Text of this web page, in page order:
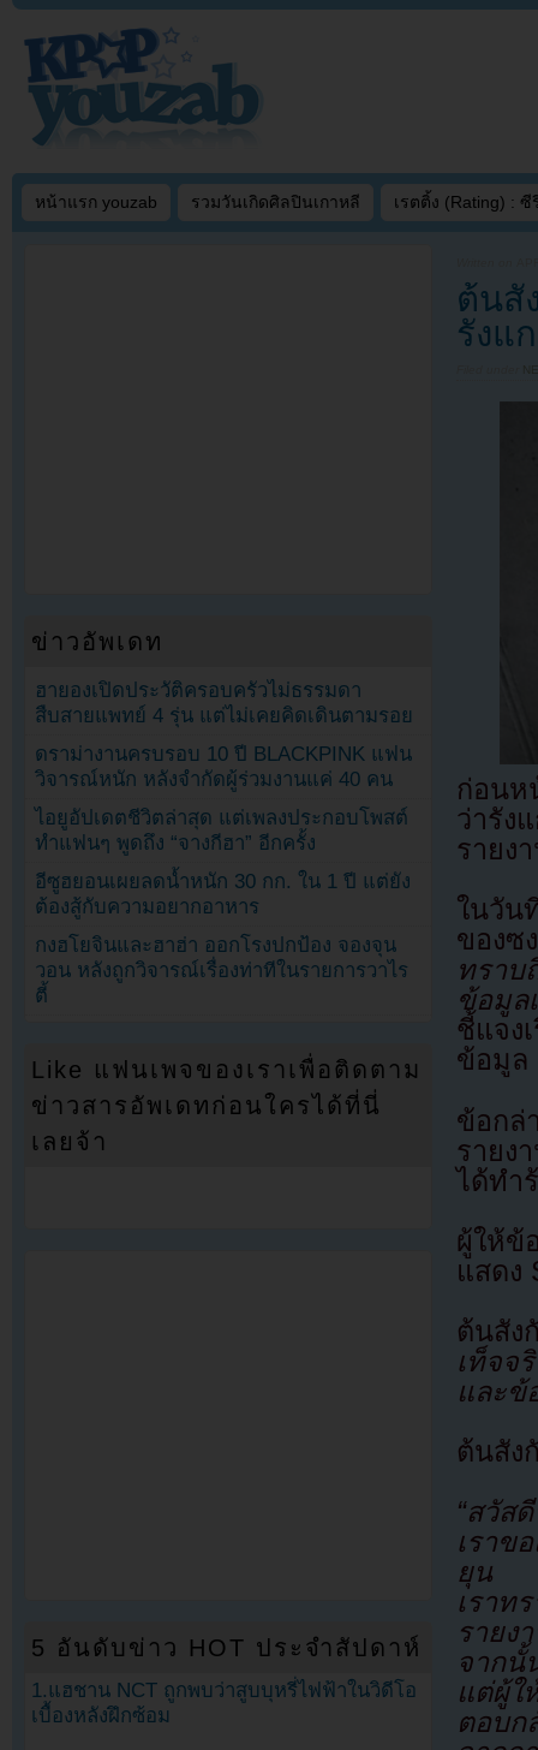
หน้าแรก youzab รวมวันเกิดศิลปินเกาหลี เรตติ้ง (Rating) : ซี
ต้นสั
รังแ
ก่อนห
ว่ารัง
รายง
ในวัน
ของซ
ทราบ
ข้อมูล
ชี้แจง
ข้อมูล
ข้อกล่
รายง
ได้ทำ
ผู้ให้ข้
แสดง
ต้นสัง
เท็จจ
และข้
ต้นสัง
“สวัส
เราข
ยุน
เราท
รายง
จากนั้
แต่ผู้ใ
ตอบก
ข่าวอัพเดท
ฮายองเปิดประวัติครอบครัวไม่ธรรมดา
สืบสายแพทย์ 4 รุ่น แต่ไม่เคยคิดเดินตามรอย
ดราม่างานครบรอบ 10 ปี BLACKPINK แฟน
วิจารณ์หนัก หลังจำกัดผู้ร่วมงานแค่ 40 คน
ไอยูอัปเดตชีวิตล่าสุด แต่เพลงประกอบโพสต์
ทำแฟนๆ พูดถึง “จางกีฮา” อีกครั้ง
อีซูฮยอนเผยลดน้ำหนัก 30 กก. ใน 1 ปี แต่ยัง
ต้องสู้กับความอยากอาหาร
กงฮโยจินและฮาฮ่า ออกโรงปกป้อง จองจุน
วอน หลังถูกวิจารณ์เรื่องท่าทีในรายการวาไร
ตี้
Like แฟนเพจของเราเพื่อติดตาม
ข่าวสารอัพเดทก่อนใครได้ที่นี่
เลยจ้า
5 อันดับข่าว HOT ประจำสัปดาห์
1.แฮชาน NCT ถูกพบว่าสูบบุหรี่ไฟฟ้าในวิดีโอ
เบื้องหลังฝึกซ้อม